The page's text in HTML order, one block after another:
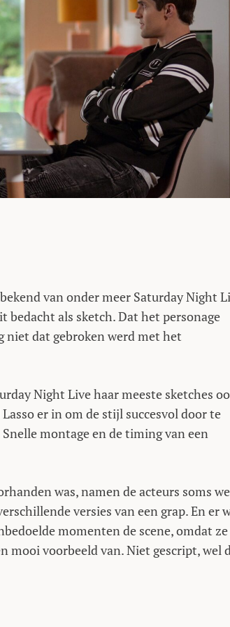
van onder meer Saturday Night
bedacht als sketch. Dat het personage
niet dat gebroken werd met het
Night Live haar meeste sketches
er in om de stijl succesvol door te
montage en de timing van een
was, namen de acteurs soms
versies van een grap. En er
momenten de scene, omdat ze
mooi voorbeeld van. Niet gescript, wel